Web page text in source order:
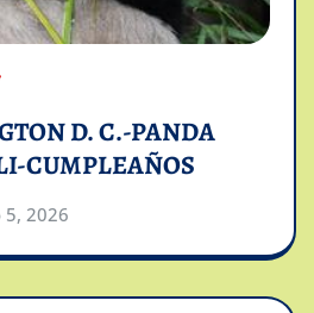
D. C.-PANDA
CUMPLEAÑOS
5, 2026